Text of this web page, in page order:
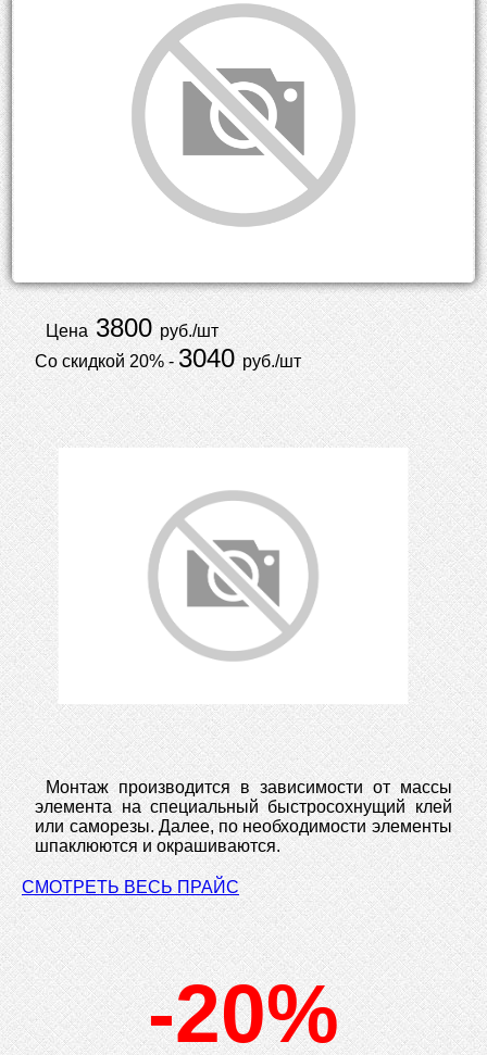
Цена3800 руб./шт
Со скидкой 20% - 3040руб./шт
Монтаж производится в зависимости от массы
элемента на специальный быстросохнущий клей
или саморезы. Далее, по необходимости элементы
шпаклюются и окрашиваются.
СМОТРЕТЬ ВЕСЬ ПРАЙС
-20%